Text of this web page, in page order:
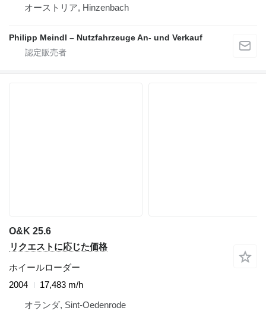
オーストリア, Hinzenbach
Philipp Meindl – Nutzfahrzeuge An- und Verkauf
O&K 25.6
リクエストに応じた価格
ホイールローダー
2004
17,483 m/h
オランダ, Sint-Oedenrode